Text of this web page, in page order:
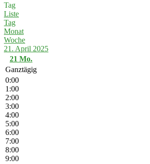
Tag
Liste
Tag
Monat
Woche
21. April 2025
21 Mo.
Ganztägig
0:00
1:00
2:00
3:00
4:00
5:00
6:00
7:00
8:00
9:00